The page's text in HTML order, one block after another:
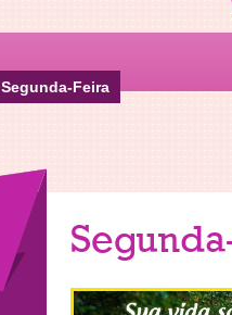
Segunda-Feira